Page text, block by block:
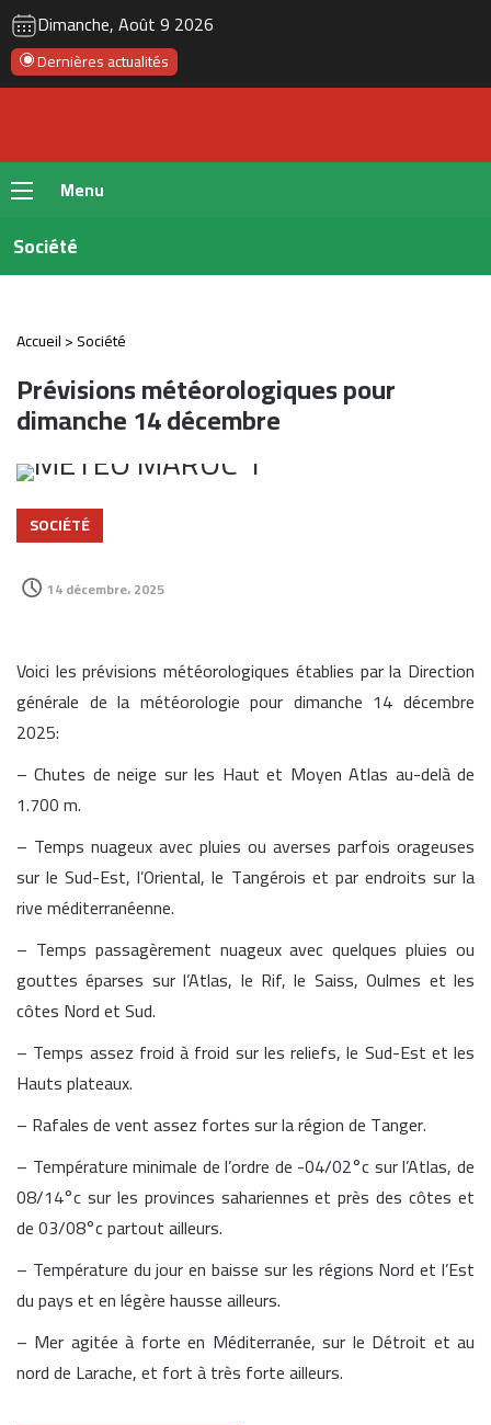
Dimanche, Août 9 2026
Dernières actualités
Menu
Société
Accueil>Société
Prévisions météorologiques pour
dimanche 14 décembre
SOCIÉTÉ
14 décembre، 2025
Voici les prévisions météorologiques établies par la Direction
générale de la météorologie pour dimanche 14 décembre
2025:
– Chutes de neige sur les Haut et Moyen Atlas au-delà de
1.700 m.
– Temps nuageux avec pluies ou averses parfois orageuses
sur le Sud-Est, l’Oriental, le Tangérois et par endroits sur la
rive méditerranéenne.
– Temps passagèrement nuageux avec quelques pluies ou
gouttes éparses sur l’Atlas, le Rif, le Saiss, Oulmes et les
côtes Nord et Sud.
– Temps assez froid à froid sur les reliefs, le Sud-Est et les
Hauts plateaux.
– Rafales de vent assez fortes sur la région de Tanger.
– Température minimale de l’ordre de -04/02°c sur l’Atlas, de
08/14°c sur les provinces sahariennes et près des côtes et
de 03/08°c partout ailleurs.
– Température du jour en baisse sur les régions Nord et l’Est
du pays et en légère hausse ailleurs.
– Mer agitée à forte en Méditerranée, sur le Détroit et au
nord de Larache, et fort à très forte ailleurs.